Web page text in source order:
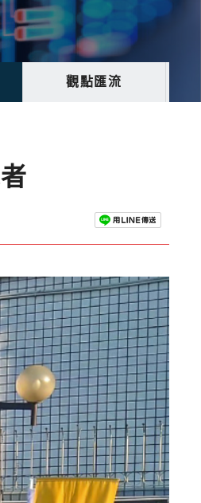
觀點匯流